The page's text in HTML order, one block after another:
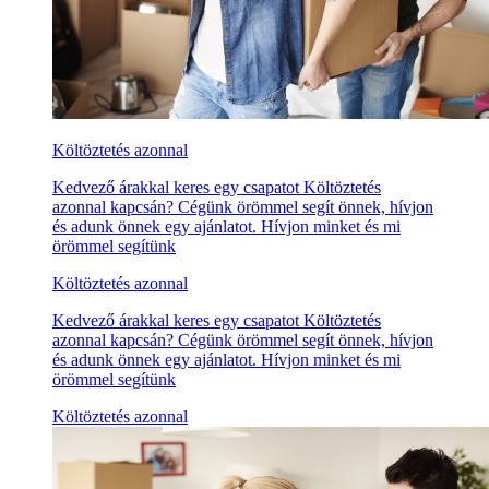
Költöztetés azonnal
Kedvező árakkal keres egy csapatot Költöztetés
azonnal kapcsán? Cégünk örömmel segít önnek, hívjon
és adunk önnek egy ajánlatot. Hívjon minket és mi
örömmel segítünk
Költöztetés azonnal
Kedvező árakkal keres egy csapatot Költöztetés
azonnal kapcsán? Cégünk örömmel segít önnek, hívjon
és adunk önnek egy ajánlatot. Hívjon minket és mi
örömmel segítünk
Költöztetés azonnal